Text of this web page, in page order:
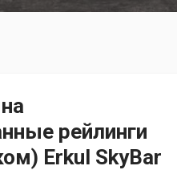
рейлинги
Erkul SkyBar